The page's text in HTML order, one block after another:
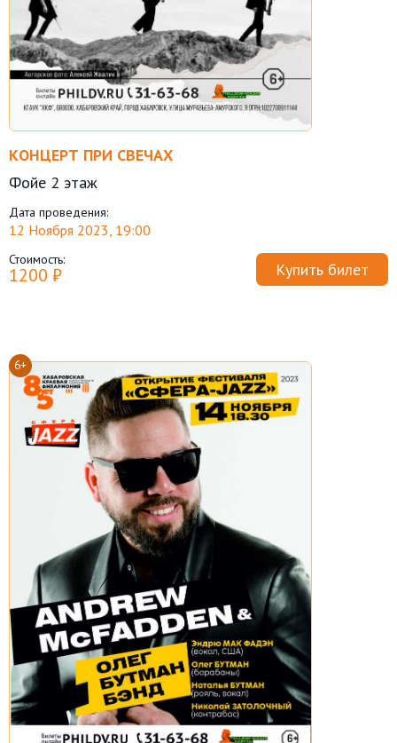
КОНЦЕРТ ПРИ СВЕЧАХ
Фойе 2 этаж
Дата проведения:
12 Ноября 2023, 19:00
Стоимость:
1200 ₽ Купить билет
6+